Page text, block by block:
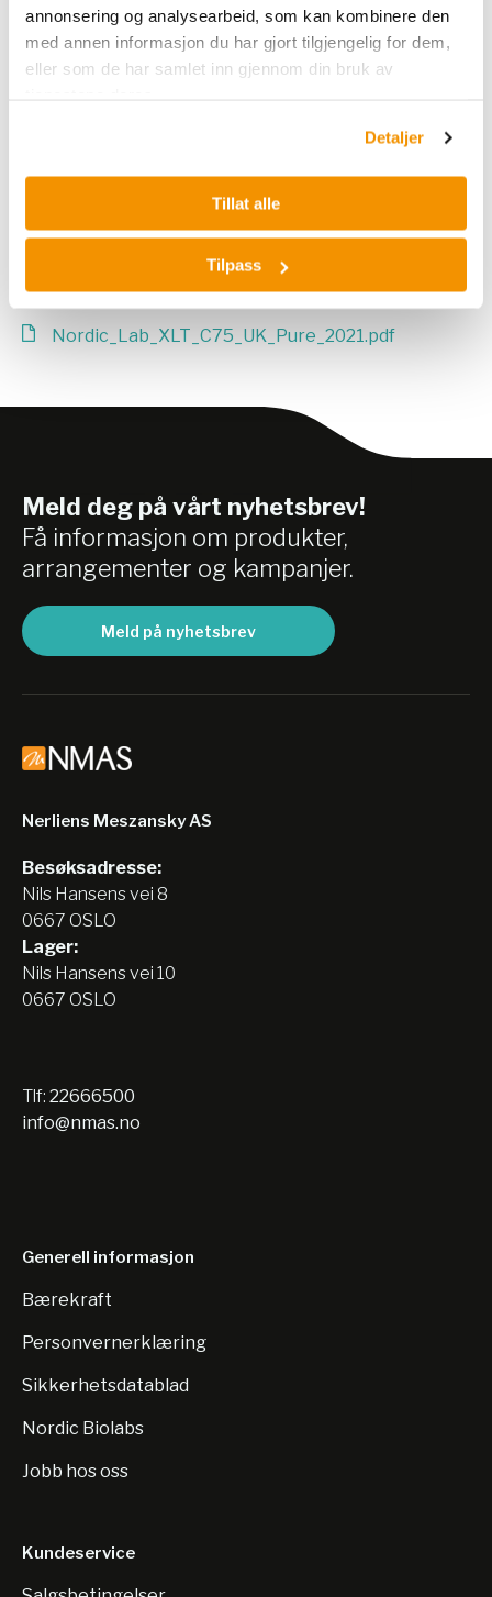
annonsering og analysearbeid, som kan kombinere den
med annen informasjon du har gjort tilgjengelig for dem,
eller som de har samlet inn gjennom din bruk av
Detaljer
Tillat alle
Tilpass
Produktdokument
Nordic_Lab_XLT_C150_UK_Pure_2021.pdf
Nordic_Lab_XLT_C400_UK_Pure.pdf
Nordic_Lab_XLT_C500_UK_Pure.pdf
Nordic_Lab_XLT_C75_UK_Pure_2021.pdf
Meld deg på vårt nyhetsbrev!
Få informasjon om produkter,
arrangementer og kampanjer.
Meld på nyhetsbrev
Nerliens Meszansky AS
Besøksadresse:
Nils Hansens vei 8
0667 OSLO
Lager:
Nils Hansens vei 10
0667 OSLO
Tlf: 22666500
info@nmas.no
Generell informasjon
Bærekraft
Personvernerklæring
Sikkerhetsdatablad
Nordic Biolabs
Jobb hos oss
Kundeservice